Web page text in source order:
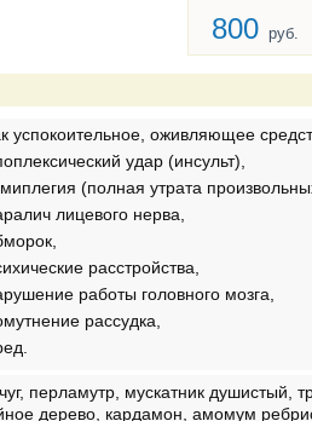
800 руб.
успокоительное, оживляющее
удар (инсульт),
(полная утрата
лицевого нерва,
расстройства,
работы головного мозга,
рассудка,
перламутр, мускатник душистый,
дерево, кардамон, амомум